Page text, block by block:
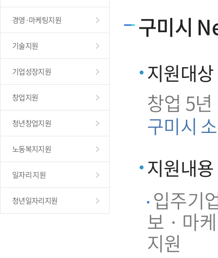
경영·마케팅지원
기술지원
기업성장지원
창업지원
청년창업지원
노동복지지원
일자리 지원
청년일자리지원
구미시
지원대상
창업 5
구미시
지원내용
입주기
보 · 마
지원